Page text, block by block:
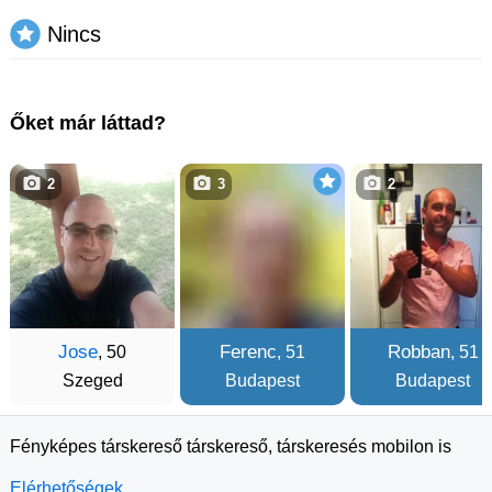
Nincs
Őket már láttad?
Jose, 50
Szeged
2
Ferenc, 51
Budapest
3
Robban, 51
Budapest
2
Fényképes társkereső társkereső, társkeresés mobilon is